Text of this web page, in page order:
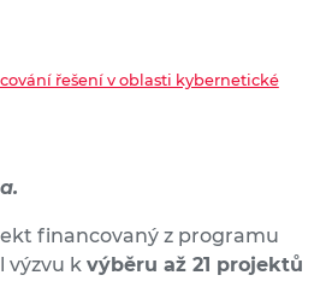
financovaný z programu
výzvu k výběru až 21 projektů
řešení v oblasti kybernetické